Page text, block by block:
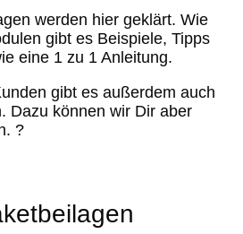
werden hier geklärt. Wie
gibt es Beispiele, Tipps
eine 1 zu 1 Anleitung.
gibt es außerdem auch
Dazu können wir Dir aber
?